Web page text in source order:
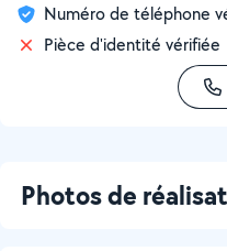
Numéro de téléphone
Pièce d'identité vérifiée
Photos de